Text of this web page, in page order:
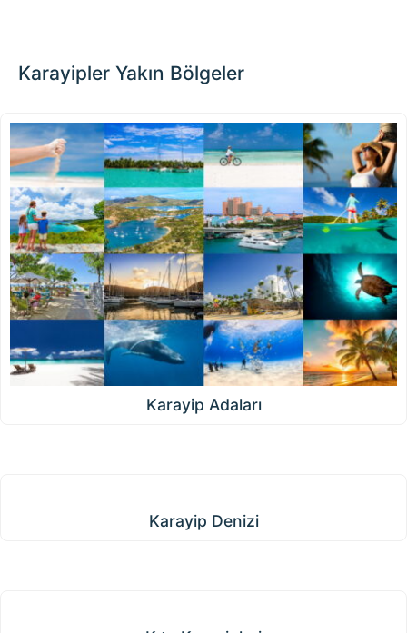
Karayipler Yakın Bölgeler
Karayip Adaları
Karayip Denizi